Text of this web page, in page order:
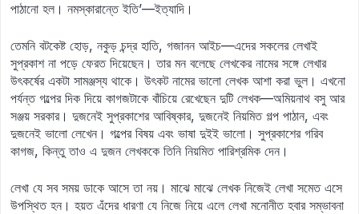
পাঠানো হল। নমস্কারান্তে ইতি’—ইত্যাদি।
তেমনি বটকেষ্ট হোড়, নকুড় চন্দ্র হাতি, গজানন আইচ—এদের সকলের লেখাই
সুপ্রকাশ না পড়ে ফেরত দিয়েছেন। তার মন বলেছে লেখকের নামের সঙ্গে লেখার
উৎকর্ষের একটা সামঞ্জস্য থাকে। উৎকট নামের ভালো লেখক আশা করা ভুল। এখনো
পর্যন্ত গল্পের দিক দিয়ে কাগজটাকে বাঁচিয়ে রেখেছেন দুটি লেখক—অমিয়নাথ বসু আর
সঞ্জয় সরকার। দুজনেই সুপ্রকাশের আবিষ্কার, দুজনেই নিয়মিত গল্প পাঠান, এবং
দুজনেই ভালো লেখেন। গল্পের বিষয় এবং ভাষা দুইই ভালো। সুপ্রকাশের গরিব
কাগজ, কিন্তু তাও এ দুজন লেখককে তিনি নিয়মিত পারিশ্রমিক দেন।
লেখা যে সব সময় ডাকে আসে তা নয়। মাঝে মাঝে লেখক নিজেই লেখা সমেত এসে
উপস্থিত হন। হয়ত এঁদের ধারণা যে নিজে নিয়ে এলে লেখা মনোনীত হবার সম্ভাবনা